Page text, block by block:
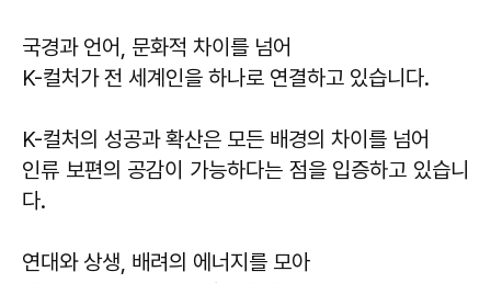
국경과 언어, 문화적 차이를 넘어
K-컬처가 전 세계인을 하나로 연결하고 있습니다.
K-컬처의 성공과 확산은 모든 배경의 차이를 넘어
인류 보편의 공감이 가능하다는 점을 입증하고 있습니
다.
연대와 상생, 배려의 에너지를 모아